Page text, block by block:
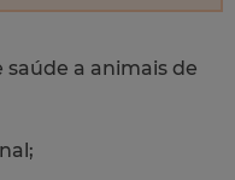
a animais de